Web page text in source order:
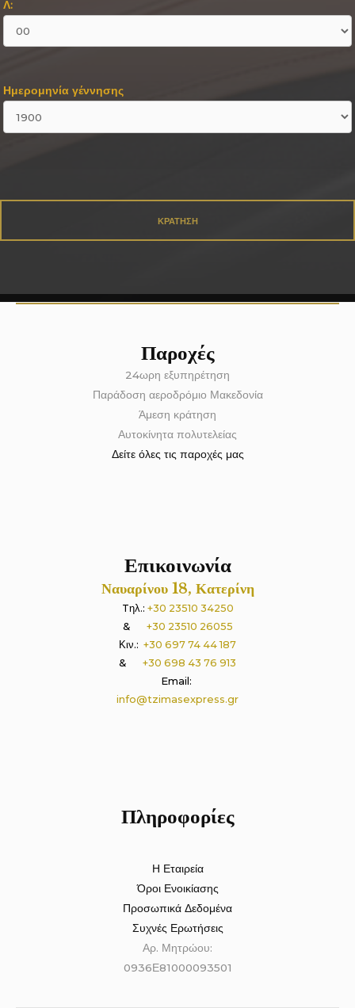
Λ:
Ημερομηνία γέννησης
Παροχές
24ωρη εξυπηρέτηση
Παράδοση αεροδρόμιο Μακεδονία
Άμεση κράτηση
Αυτοκίνητα πολυτελείας
Δείτε όλες τις παροχές μας
Επικοινωνία
Ναυαρίνου 18, Κατερίνη
Tηλ.: +30 23510 34250
& +30 23510 26055
Κιν.: +30 697 74 44 187
& +30 698 43 76 913
Email:
info@tzimasexpress.gr
Πληροφορίες
Η Εταιρεία
Όροι Ενοικίασης
Προσωπικά Δεδομένα
Συχνές Ερωτήσεις
Αρ. Μητρώου:
0936Ε81000093501